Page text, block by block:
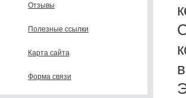
Отзывы
Полезные ссылки
Карта сайта
Форма связи